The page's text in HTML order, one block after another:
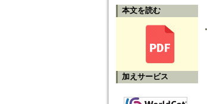
本文を読む
加えサービス